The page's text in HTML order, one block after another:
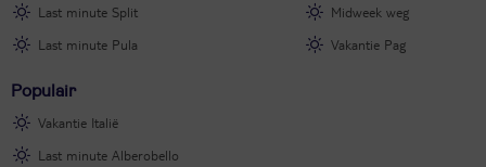
Last minute Split
Last minute Pula
Midweek weg
Vakantie Pag
Populair
Vakantie Italië
Last minute Alberobello